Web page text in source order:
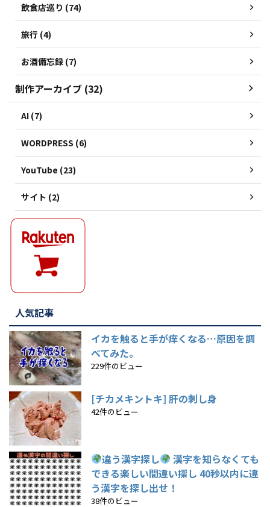
飲食店巡り (74)
旅行 (4)
お酒備忘録 (7)
制作アーカイブ (32)
AI (7)
WORDPRESS (6)
YouTube (23)
サイト (2)
人気記事
イカを触ると手が痒くなる…原因を調
べてみた。
229件のビュー
[チカメキントキ] 肝の刺し身
42件のビュー
違う漢字探し
漢字を知らなくても
できる楽しい間違い探し 40秒以内に違
う漢字を探し出せ！
38件のビュー